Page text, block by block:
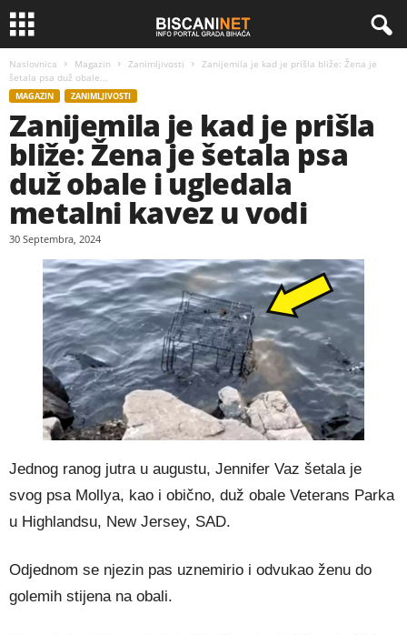
Naslovnica Magazin Zanimljivosti
Zanijemila je kad je prišla bliže: Žena je
šetala psa duž obale...
MAGAZIN ZANIMLJIVOSTI
Zanijemila je kad je prišla
bliže: Žena je šetala psa
duž obale i ugledala
metalni kavez u vodi
30 Septembra, 2024
Jednog ranog jutra u augustu, Jennifer Vaz šetala je
svog psa Mollya, kao i obično, duž obale Veterans Parka
u Highlandsu, New Jersey, SAD.
Odjednom se njezin pas uznemirio i odvukao ženu do
golemih stijena na obali.